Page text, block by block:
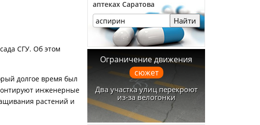
СГУ. Об этом
долгое время был
инженерные
растений и
аптеках Саратова
Найти
Ограничение движения
сюжет
Два участка улиц перекроют
из-за велогонки